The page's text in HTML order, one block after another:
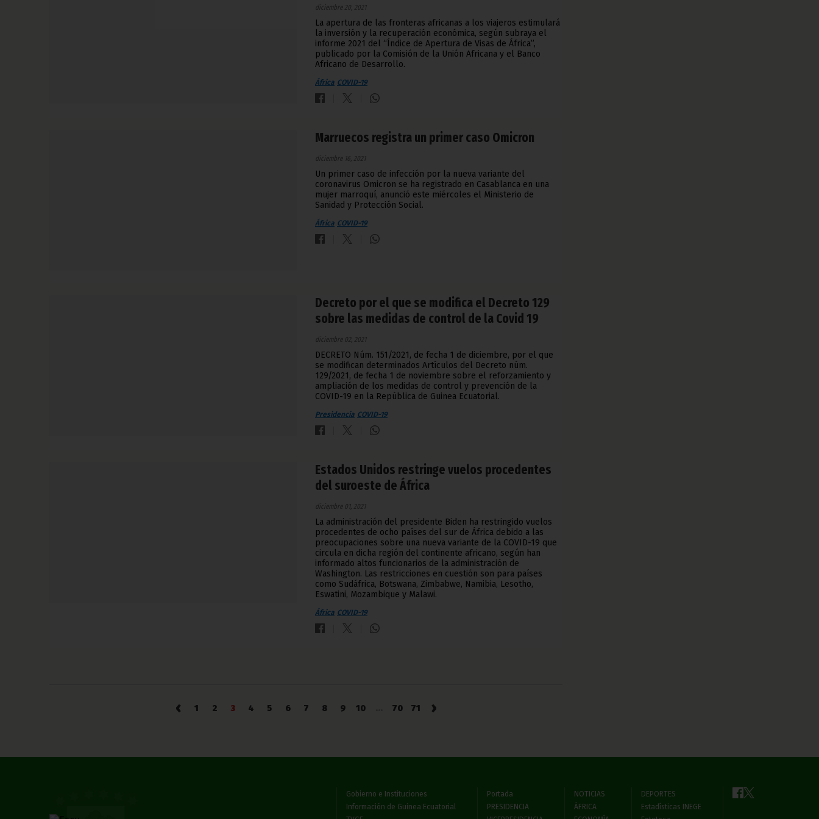
diciembre 20, 2021
La apertura de las fronteras africanas a los viajeros estimulará
la inversión y la recuperación económica, según subraya el
informe 2021 del “Índice de Apertura de Visas de África”,
publicado por la Comisión de la Unión Africana y el Banco
Africano de Desarrollo.
África COVID-19
Marruecos registra un primer caso Omicron
diciembre 16, 2021
Un primer caso de infección por la nueva variante del
coronavirus Omicron se ha registrado en Casablanca en una
mujer marroquí, anunció este miércoles el Ministerio de
Sanidad y Protección Social.
África COVID-19
Decreto por el que se modifica el Decreto 129
sobre las medidas de control de la Covid 19
diciembre 02, 2021
DECRETO Núm. 151/2021, de fecha 1 de diciembre, por el que
se modifican determinados Artículos del Decreto núm.
129/2021, de fecha 1 de noviembre sobre el reforzamiento y
ampliación de los medidas de control y prevención de la
COVID-19 en la República de Guinea Ecuatorial.
Presidencia COVID-19
Estados Unidos restringe vuelos procedentes
del suroeste de África
diciembre 01, 2021
La administración del presidente Biden ha restringido vuelos
procedentes de ocho países del sur de África debido a las
preocupaciones sobre una nueva variante de la COVID-19 que
circula en dicha región del continente africano, según han
informado altos funcionarios de la administración de
Washington. Las restricciones en cuestión son para países
como Sudáfrica, Botswana, Zimbabwe, Namibia, Lesotho,
Eswatini, Mozambique y Malawi.
África COVID-19
‹ 1 2 3 4 5 6 7 8 9 10 70 71 ›
Gobierno e Instituciones
Información de Guinea Ecuatorial
Portada
PRESIDENCIA
NOTICIAS
ÁFRICA
DEPORTES
Estadísticas INEGE